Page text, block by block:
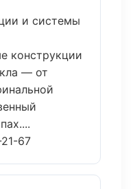
и системы
конструкции
— от
67